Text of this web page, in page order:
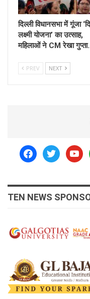
दिल्ली विधानसभा में गूंजा
लक्ष्मी योजना’ का उत्साह,
महिलाओं ने CM रेखा
PREV NEXT
facebooktwitter
TEN NEWS